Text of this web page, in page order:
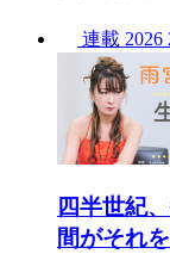
連載 2026
四半世紀
間がそれ